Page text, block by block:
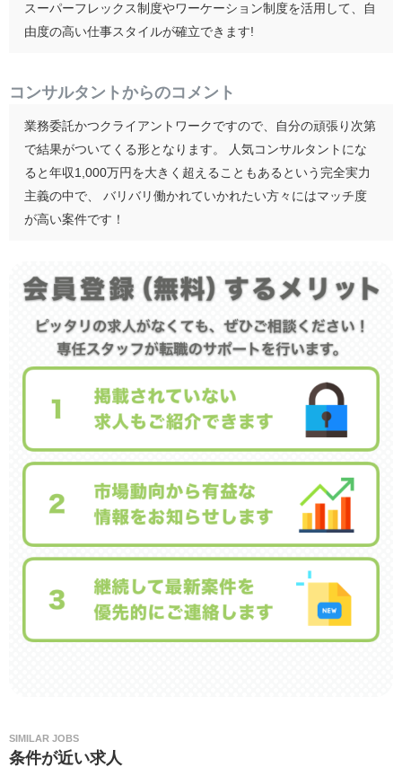
スーパーフレックス制度やワーケーション制度を活用して、自
由度の高い仕事スタイルが確立できます!
コンサルタントからのコメント
業務委託かつクライアントワークですので、自分の頑張り次第
で結果がついてくる形となります。 人気コンサルタントにな
ると年収1,000万円を大きく超えることもあるという完全実力
主義の中で、 バリバリ働かれていかれたい方々にはマッチ度
が高い案件です！
SIMILAR JOBS
条件が近い求人